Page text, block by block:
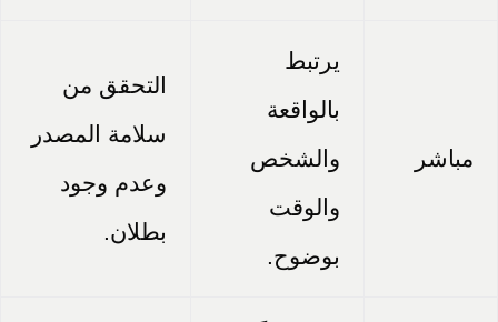
مباشر
يرتبط
بالواقعة
والشخص
والوقت
بوضوح.
التحقق من
سلامة المصدر
وعدم وجود
بطلان.